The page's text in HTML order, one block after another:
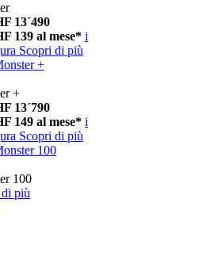
13´490
139 al mese* i
Scopri di più
+
+
13´790
149 al mese* i
Scopri di più
100
100
più